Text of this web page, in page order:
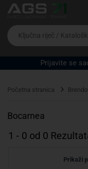
Ova postavka
cijene vašim
Da
biste
potražili
proizvod,
unesite
riječ,
EAN
serijski
Prijavite se
Početna stranica
Bocarnea
1 - 0 od 0
Prikaži